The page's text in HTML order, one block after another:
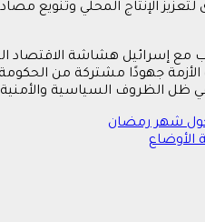
الإنتاج المحلي وتنويع
إسرائيل هشاشة الاقتصاد
جهودًا مشتركة من الحكومة
ظل الظروف السياسية
شهر رمضان